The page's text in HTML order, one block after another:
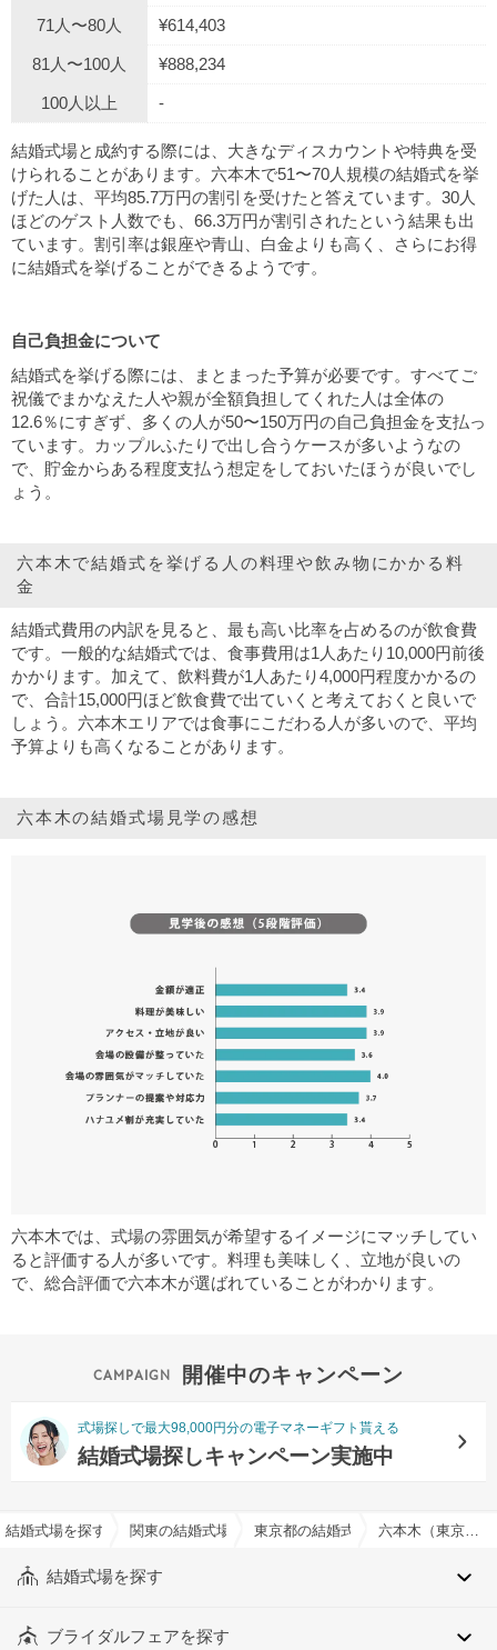
71人〜80人 ¥614,403
81人〜100人 ¥888,234
100人以上 -
結婚式場と成約する際には、大きなディスカウントや特典を受
けられることがあります。六本木で51〜70人規模の結婚式を挙
げた人は、平均85.7万円の割引を受けたと答えています。30人
ほどのゲスト人数でも、66.3万円が割引されたという結果も出
ています。割引率は銀座や青山、白金よりも高く、さらにお得
に結婚式を挙げることができるようです。
自己負担金について
結婚式を挙げる際には、まとまった予算が必要です。すべてご
祝儀でまかなえた人や親が全額負担してくれた人は全体の
12.6％にすぎず、多くの人が50〜150万円の自己負担金を支払っ
ています。カップルふたりで出し合うケースが多いようなの
で、貯金からある程度支払う想定をしておいたほうが良いでし
ょう。
六本木で結婚式を挙げる人の料理や飲み物にかかる料
金
結婚式費用の内訳を見ると、最も高い比率を占めるのが飲食費
です。一般的な結婚式では、食事費用は1人あたり10,000円前後
かかります。加えて、飲料費が1人あたり4,000円程度かかるの
で、合計15,000円ほど飲食費で出ていくと考えておくと良いで
しょう。六本木エリアでは食事にこだわる人が多いので、平均
予算よりも高くなることがあります。
六本木の結婚式場見学の感想
六本木では、式場の雰囲気が希望するイメージにマッチしてい
ると評価する人が多いです。料理も美味しく、立地が良いの
で、総合評価で六本木が選ばれていることがわかります。
開催中のキャンペーン
式場探しで最大98,000円分の電子マネーギフト貰える
結婚式場探しキャンペーン実施中
結婚式場を探すならハナユメ
関東の結婚式場 東京都の結婚式場
結婚式場を探す
ブライダルフェアを探す